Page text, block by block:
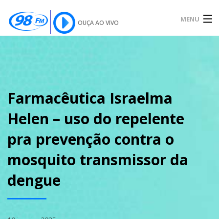
OUÇA AO VIVO MENU
SOBRE
PODCAST
Farmacêutica Israelma
Helen – uso do repelente
pra prevenção contra o
mosquito transmissor da
dengue